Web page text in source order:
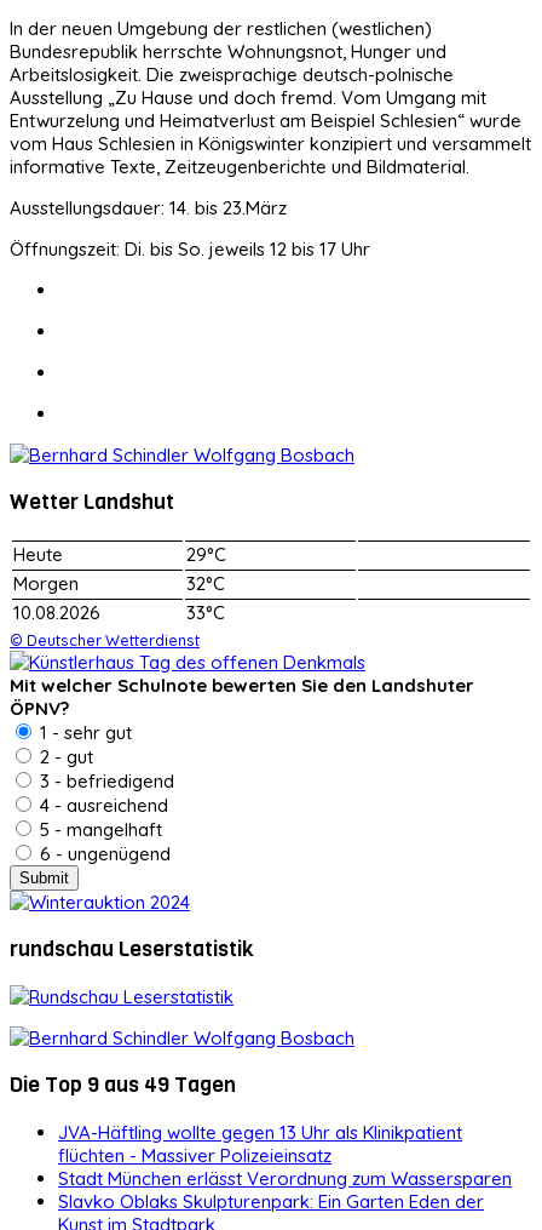
In der neuen Umgebung der restlichen (westlichen)
Bundesrepublik herrschte Wohnungsnot, Hunger und
Arbeitslosigkeit. Die zweisprachige deutsch-polnische
Ausstellung „Zu Hause und doch fremd. Vom Umgang mit
Entwurzelung und Heimatverlust am Beispiel Schlesien“ wurde
vom Haus Schlesien in Königswinter konzipiert und versammelt
informative Texte, Zeitzeugenberichte und Bildmaterial.
Ausstellungsdauer: 14. bis 23.März
Öffnungszeit: Di. bis So. jeweils 12 bis 17 Uhr
Wetter Landshut
Heute
29°C
Morgen
32°C
10.08.2026
33°C
© Deutscher Wetterdienst
Mit welcher Schulnote bewerten Sie den Landshuter
ÖPNV?
1 - sehr gut
2 - gut
3 - befriedigend
4 - ausreichend
5 - mangelhaft
6 - ungenügend
rundschau Leserstatistik
Die Top 9 aus 49 Tagen
JVA-Häftling wollte gegen 13 Uhr als Klinikpatient
flüchten - Massiver Polizeieinsatz
Stadt München erlässt Verordnung zum Wassersparen
Slavko Oblaks Skulpturenpark: Ein Garten Eden der
Kunst im Stadtpark